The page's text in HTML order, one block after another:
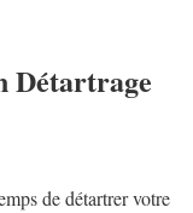
Détartrage
de détartrer votre